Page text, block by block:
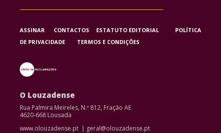
ASSINAR CONTACTOS ESTATUTO EDITORIAL POLÍTICA
DE PRIVACIDADE TERMOS E CONDIÇÕES
O Louzadense
Rua Palmira Meireles, N.º 812, Fração AE
4620-668 Lousada
www.olouzadense.pt | geral@olouzadense.pt